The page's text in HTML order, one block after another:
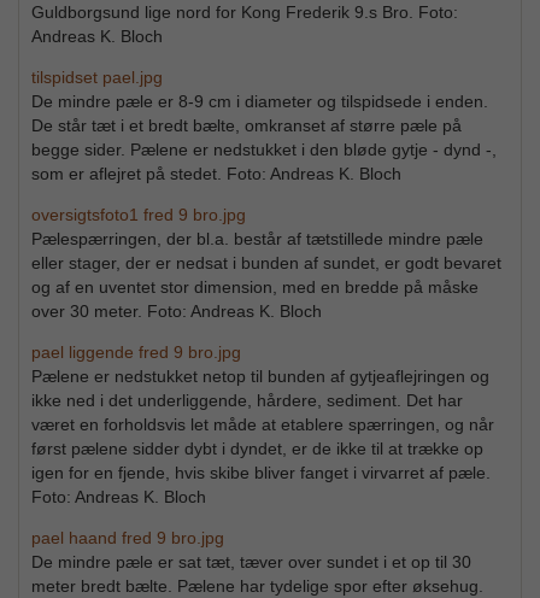
Guldborgsund lige nord for Kong Frederik 9.s Bro. Foto:
Andreas K. Bloch
tilspidset pael.jpg
De mindre pæle er 8-9 cm i diameter og tilspidsede i enden.
De står tæt i et bredt bælte, omkranset af større pæle på
begge sider. Pælene er nedstukket i den bløde gytje - dynd -,
som er aflejret på stedet. Foto: Andreas K. Bloch
oversigtsfoto1 fred 9 bro.jpg
Pælespærringen, der bl.a. består af tætstillede mindre pæle
eller stager, der er nedsat i bunden af sundet, er godt bevaret
og af en uventet stor dimension, med en bredde på måske
over 30 meter. Foto: Andreas K. Bloch
pael liggende fred 9 bro.jpg
Pælene er nedstukket netop til bunden af gytjeaflejringen og
ikke ned i det underliggende, hårdere, sediment. Det har
været en forholdsvis let måde at etablere spærringen, og når
først pælene sidder dybt i dyndet, er de ikke til at trække op
igen for en fjende, hvis skibe bliver fanget i virvarret af pæle.
Foto: Andreas K. Bloch
pael haand fred 9 bro.jpg
De mindre pæle er sat tæt, tæver over sundet i et op til 30
meter bredt bælte. Pælene har tydelige spor efter øksehug.